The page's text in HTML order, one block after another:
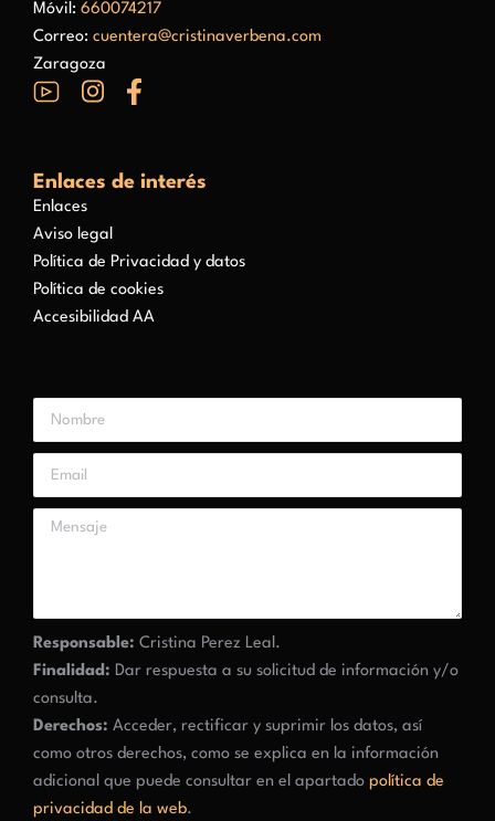
Móvil: 660074217
Correo: cuentera@cristinaverbena.com
Zaragoza
Enlaces de interés
Enlaces
Aviso legal
Política de Privacidad y datos
Política de cookies
Accesibilidad AA
Responsable: Cristina Perez Leal.
Finalidad: Dar respuesta a su solicitud de información y/o
consulta.
Derechos: Acceder, rectificar y suprimir los datos, así
como otros derechos, como se explica en la información
adicional que puede consultar en el apartado política de
privacidad de la web.